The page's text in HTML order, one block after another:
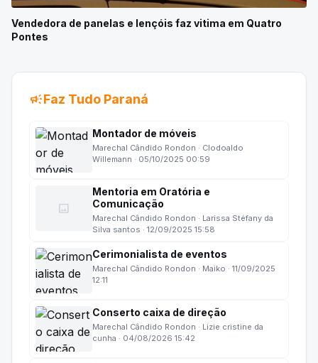
Vendedora de panelas e lençóis faz vitima em Quatro
Pontes
campaignFaz Tudo Paraná
Montador de móveis
Marechal Cândido Rondon · Clodoaldo
Willemann · 05/10/2025 00:59
image
Mentoria em Oratória e
Comunicação
Marechal Cândido Rondon · Larissa Stéfany da
Silva santos · 12/09/2025 15:58
Cerimonialista de eventos
Marechal Cândido Rondon · Maiko · 11/09/2025
12:11
Conserto caixa de direção
Marechal Cândido Rondon · Lizie cristine da
cunha · 04/08/2026 15:42